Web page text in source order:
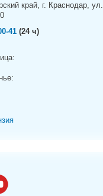
край, г. Краснодар, ул.
41 (24 ч)